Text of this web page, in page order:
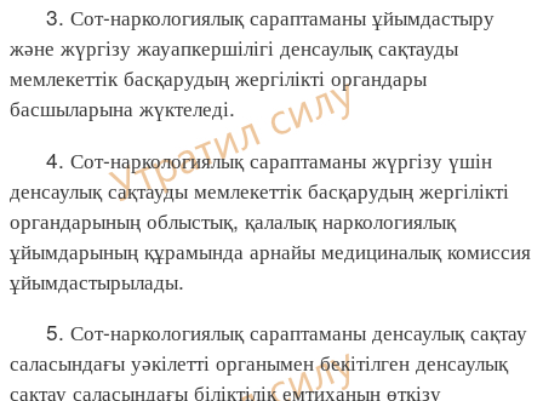
3. Сот-наркологиялық сараптаманы ұйымдастыру
және жүргізу жауапкершілігі денсаулық сақтауды
мемлекеттік басқарудың жергілікті органдары
басшыларына жүктеледі.
4. Сот-наркологиялық сараптаманы жүргізу үшін
денсаулық сақтауды мемлекеттік басқарудың жергілікті
органдарының облыстық, қалалық наркологиялық
ұйымдарының құрамында арнайы медициналық комиссия
ұйымдастырылады.
5. Сот-наркологиялық сараптаманы денсаулық сақтау
саласындағы уәкілетті органымен бекітілген денсаулық
сақтау саласындағы біліктілік емтиханын өткізу